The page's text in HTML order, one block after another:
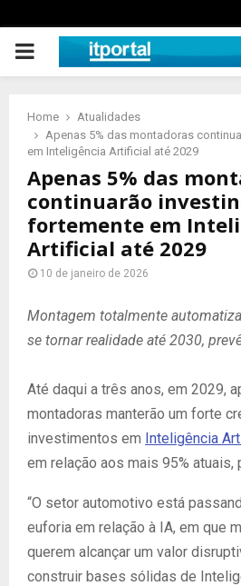
PRIMARY
Home
Atualidades
Apenas 5% das montadoras
em Inteligência Artificial até 2029
Apenas 5% das
continuarão
fortemente em
Artificial até 2029
10 de janeiro de 2026
Montagem totalmente
se tornar realidade até 2030,
Até daqui a três anos, em 2029,
montadoras manterão um forte
investimentos em Inteligência
em relação aos mais 95% atuais,
“O setor automotivo está
euforia em relação à IA, em que
querem alcançar um valor
construir bases sólidas de